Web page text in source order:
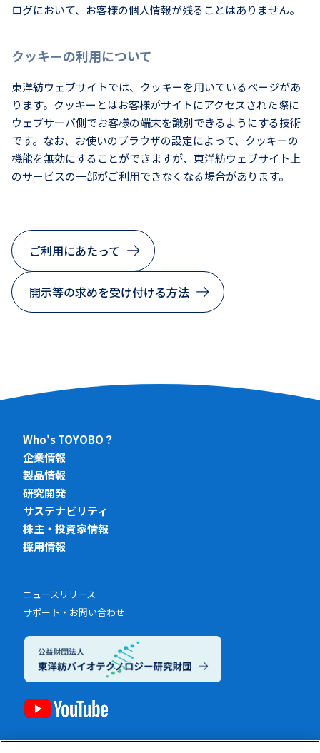
ログにおいて、お客様の個人情報が残ることはありません。
クッキーの利用について
東洋紡ウェブサイトでは、クッキーを用いているページがあ
ります。クッキーとはお客様がサイトにアクセスされた際に
ウェブサーバ側でお客様の端末を識別できるようにする技術
です。なお、お使いのブラウザの設定によって、クッキーの
機能を無効にすることができますが、東洋紡ウェブサイト上
のサービスの一部がご利用できなくなる場合があります。
ご利用にあたって
開示等の求めを受け付ける方法
Who's TOYOBO？
企業情報
製品情報
研究開発
サステナビリティ
株主・投資家情報
採用情報
ニュースリリース
サポート・お問い合わせ